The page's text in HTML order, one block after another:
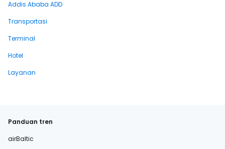
Addis Ababa ADD
Transportasi
Terminal
Hotel
Layanan
Panduan tren
airBaltic